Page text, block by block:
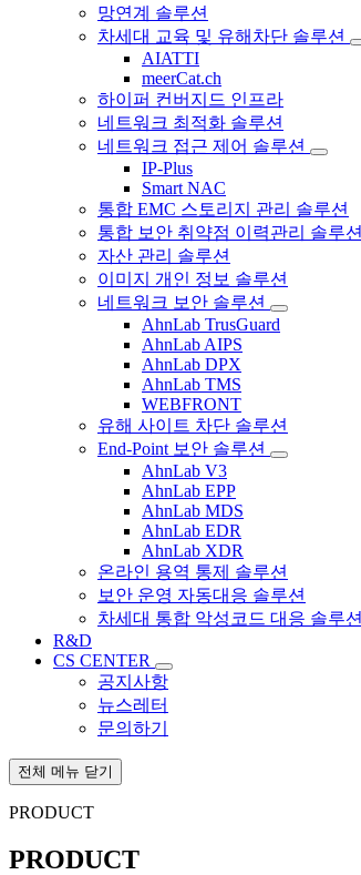
망연계 솔루션
차세대 교육 및 유해차단 솔루션
AIATTI
meerCat.ch
하이퍼 컨버지드 인프라
네트워크 최적화 솔루션
네트워크 접근 제어 솔루션
IP-Plus
Smart NAC
통합 EMC 스토리지 관리 솔루션
통합 보안 취약점 이력관리 솔루션
자산 관리 솔루션
이미지 개인 정보 솔루션
네트워크 보안 솔루션
AhnLab TrusGuard
AhnLab AIPS
AhnLab DPX
AhnLab TMS
WEBFRONT
유해 사이트 차단 솔루션
End-Point 보안 솔루션
AhnLab V3
AhnLab EPP
AhnLab MDS
AhnLab EDR
AhnLab XDR
온라인 용역 통제 솔루션
보안 운영 자동대응 솔루션
차세대 통합 악성코드 대응 솔루션
R&D
CS CENTER
공지사항
뉴스레터
문의하기
전체 메뉴 닫기
PRODUCT
PRODUCT